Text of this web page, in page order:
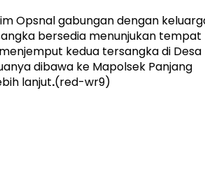
Opsnal gabungan dengan
bersedia menunjukan tempat
kedua tersangka di Desa
dibawa ke Mapolsek Panjang
lanjut.(red-wr9)